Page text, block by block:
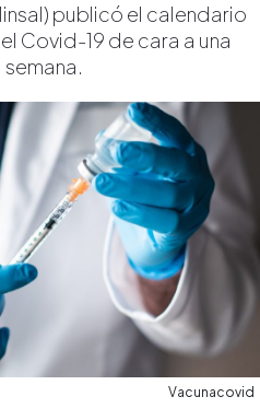
publicó el calendario
Covid-19 de cara a una
semana.
Vacunacovid